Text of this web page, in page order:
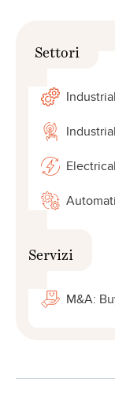
Settori
Industrial
Servizi
M&A: